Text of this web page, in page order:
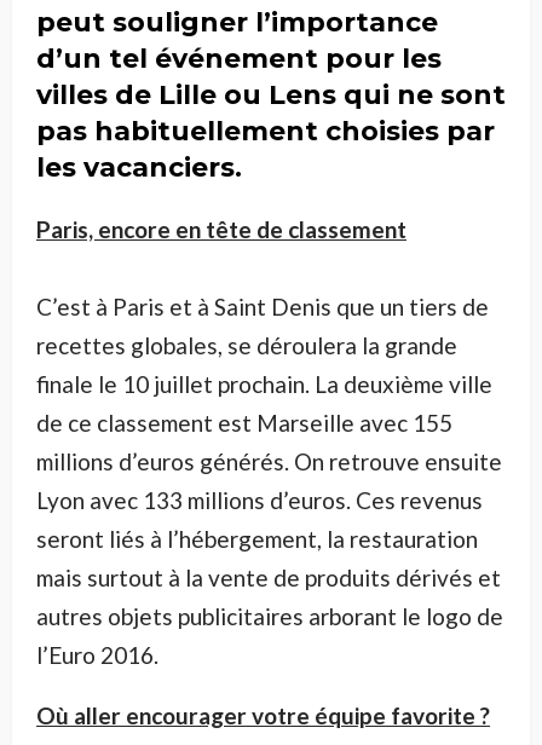
peut souligner l’importance
d’un tel événement pour les
villes de Lille ou Lens qui ne sont
pas habituellement choisies par
les vacanciers.
Paris, encore en tête de classement
C’est à Paris et à Saint Denis que un tiers de
recettes globales, se déroulera la grande
finale le 10 juillet prochain. La deuxième ville
de ce classement est Marseille avec 155
millions d’euros générés. On retrouve ensuite
Lyon avec 133 millions d’euros. Ces revenus
seront liés à l’hébergement, la restauration
mais surtout à la vente de produits dérivés et
autres objets publicitaires arborant le logo de
l’Euro 2016.
Où aller encourager votre équipe favorite ?